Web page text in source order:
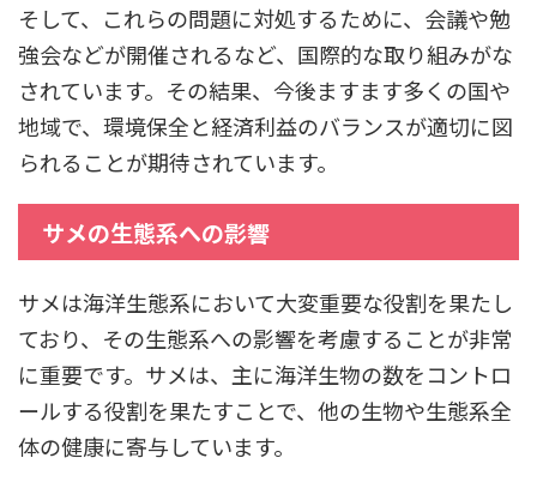
そして、これらの問題に対処するために、会議や勉
強会などが開催されるなど、国際的な取り組みがな
されています。その結果、今後ますます多くの国や
地域で、環境保全と経済利益のバランスが適切に図
られることが期待されています。
サメの生態系への影響
サメは海洋生態系において大変重要な役割を果たし
ており、その生態系への影響を考慮することが非常
に重要です。サメは、主に海洋生物の数をコントロ
ールする役割を果たすことで、他の生物や生態系全
体の健康に寄与しています。